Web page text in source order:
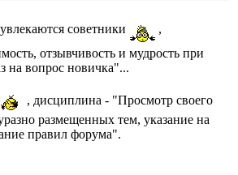
советники
,
отзывчивость и мудрость при
на вопрос новичка"...
, дисциплина - "Просмотр своего
размещенных тем, указание на
правил форума".